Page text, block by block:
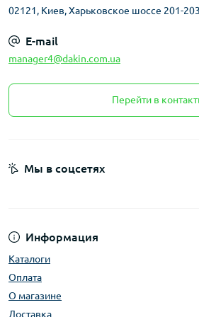
Сковороды изготавливаются из
материалов, что позволяет
теплопроводность или
обоих параметров. Также
аксессуарами: крышками,
щетками и прочими
принадлежностями.
02121, Киев, Харьковское шоссе 201-
E-mail
manager4@dakin.com.ua
Перейти в
Информация
Каталоги
Оплата
О магазине
Доставка
Мы в соцсетях